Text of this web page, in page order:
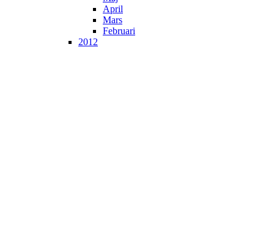
April
Mars
Februari
2012